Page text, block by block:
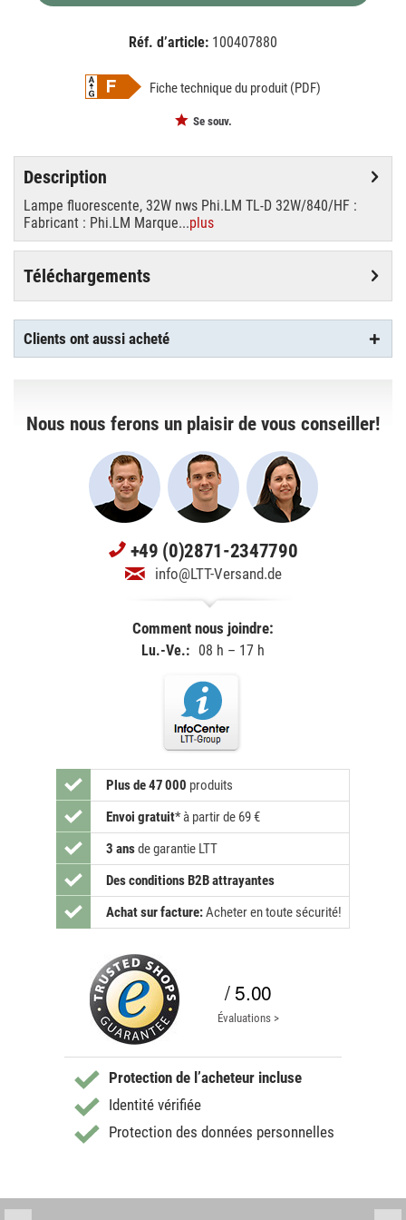
Réf. d’article: 100407880
Fiche technique du produit (PDF)
Se souv.
Description
Lampe fluorescente, 32W nws Phi.LM TL-D 32W/840/HF :
Fabricant : Phi.LM Marque...plus
Téléchargements
Clients ont aussi acheté
Nous nous ferons un plaisir de vous conseiller!
+49 (0)2871-2347790
info@LTT-Versand.de
Comment nous joindre:
Lu.-Ve.: 08 h – 17 h
Plus de 47 000 produits
Envoi gratuit* à partir de 69 €
3 ansde garantie LTT
Des conditions B2B attrayantes
Achat sur facture:Acheter en toute sécurité!
/ 5.00
Évaluations >
Protection de l’acheteur incluse
Identité vérifiée
Protection des données personnelles